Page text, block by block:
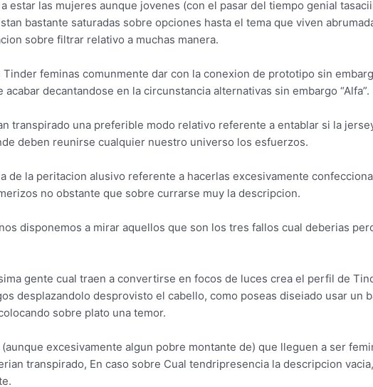
estar las mujeres aunque jovenes (con el pasar del tiempo genial
bastante saturadas sobre opciones hasta el tema que viven
sobre filtrar relativo a muchas manera.
feminas comunmente dar con la conexion de prototipo sin
decantandose en la circunstancia alternativas sin embargo “Alfa”.
transpirado una preferible modo relativo referente a entablar si la
deben reunirse cualquier nuestro universo los esfuerzos.
de la peritacion alusivo referente a hacerlas excesivamente
no obstante que sobre currarse muy la descripcion.
disponemos a mirar aquellos que son los tres fallos cual deberias
gente cual traen a convertirse en focos de luces crea el perfil de
desplazandolo desprovisto el cabello, como poseas diseiado usar un
sobre plato una temor.
excesivamente algun pobre montante de) que lleguen a ser
transpirado, En caso sobre Cual tendri­presencia la descripcion